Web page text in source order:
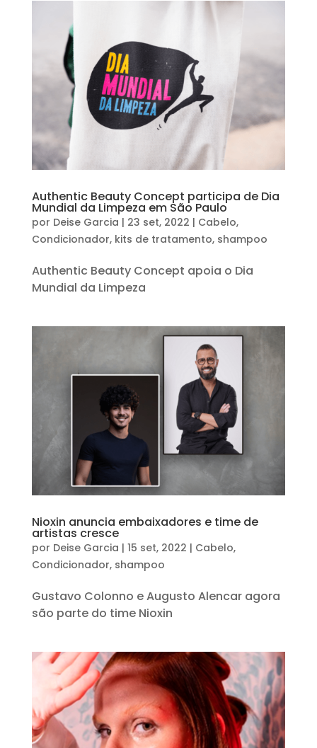
Authentic Beauty Concept participa de Dia
Mundial da Limpeza em São Paulo
por Deise Garcia | 23 set, 2022 | Cabelo,
Condicionador, kits de tratamento, shampoo
Authentic Beauty Concept apoia o Dia
Mundial da Limpeza
Nioxin anuncia embaixadores e time de
artistas cresce
por Deise Garcia | 15 set, 2022 | Cabelo,
Condicionador, shampoo
Gustavo Colonno e Augusto Alencar agora
são parte do time Nioxin